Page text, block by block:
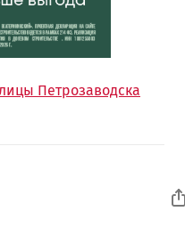
Петрозаводска